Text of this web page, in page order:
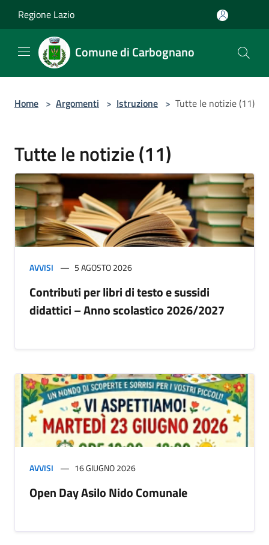
Regione Lazio
Comune di Carbognano
Home > Argomenti > Istruzione > Tutte le notizie (11)
Tutte le notizie (11)
AVVISI 5 AGOSTO 2026
Contributi per libri di testo e sussidi
didattici – Anno scolastico 2026/2027
AVVISI 16 GIUGNO 2026
Open Day Asilo Nido Comunale